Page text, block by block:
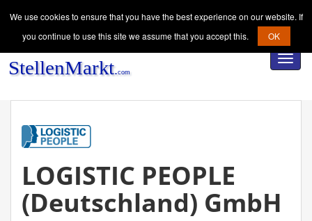
LOGISTIC PEOPLE
(Deutschland) GmbH
We use cookies to ensure that you have the best experience on our website. If
you continue to use this site we assume that you accept this.
OK